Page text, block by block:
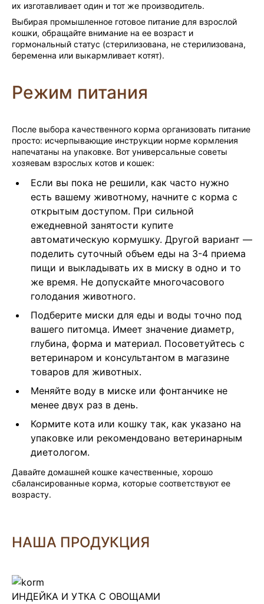
их изготавливает один и тот же производитель.
Выбирая промышленное готовое питание для взрослой
кошки, обращайте внимание на ее возраст и
гормональный статус (стерилизована, не стерилизована,
беременна или выкармливает котят).
Режим питания
После выбора качественного корма организовать питание
просто: исчерпывающие инструкции норме кормления
напечатаны на упаковке. Вот универсальные советы
хозяевам взрослых котов и кошек:
Если вы пока не решили, как часто нужно
есть вашему животному, начните с корма с
открытым доступом. При сильной
ежедневной занятости купите
автоматическую кормушку. Другой вариант —
поделить суточный объем еды на 3-4 приема
пищи и выкладывать их в миску в одно и то
же время. Не допускайте многочасового
голодания животного.
Подберите миски для еды и воды точно под
вашего питомца. Имеет значение диаметр,
глубина, форма и материал. Посоветуйтесь с
ветеринаром и консультантом в магазине
товаров для животных.
Меняйте воду в миске или фонтанчике не
менее двух раз в день.
Кормите кота или кошку так, как указано на
упаковке или рекомендовано ветеринарным
диетологом.
Давайте домашней кошке качественные, хорошо
сбалансированные корма, которые соответствуют ее
возрасту.
НАША ПРОДУКЦИЯ
ИНДЕЙКА И УТКА С ОВОЩАМИ